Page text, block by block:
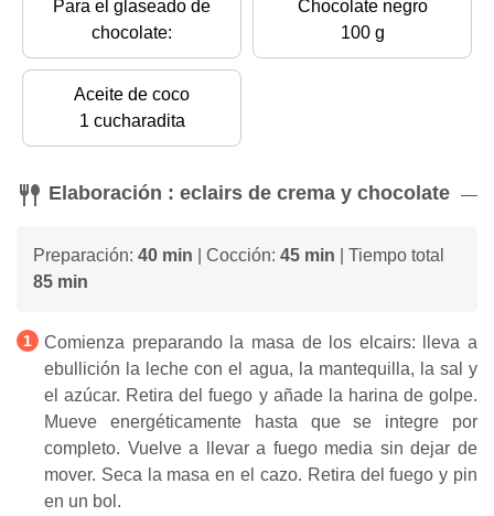
Para el glaseado de
chocolate:
Chocolate negro
100 g
Aceite de coco
1 cucharadita
Elaboración : eclairs de crema y chocolate
Preparación: 40 min | Cocción: 45 min | Tiempo total
85 min
Comienza preparando la masa de los elcairs: lleva a
ebullición la leche con el agua, la mantequilla, la sal y
el azúcar. Retira del fuego y añade la harina de golpe.
Mueve energéticamente hasta que se integre por
completo. Vuelve a llevar a fuego media sin dejar de
mover. Seca la masa en el cazo. Retira del fuego y pin
en un bol.